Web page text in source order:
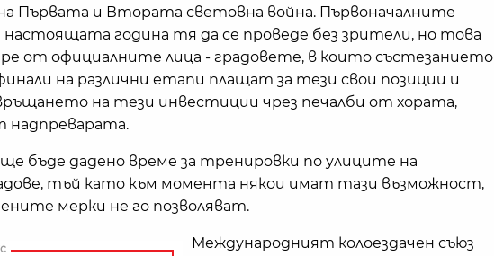
Първата и Втората световна война. Първоначалните
настоящата година тя да се проведе без зрители, но това
от официалните лица - градовете, в които състезанието
на различни етапи плащат за тези свои позиции и
на тези инвестиции чрез печалби от хората,
надпреварата.
бъде дадено време за тренировки по улиците на
тъй като към момента някои имат тази възможност,
мерки не го позволяват.
Международният колоездачен съюз